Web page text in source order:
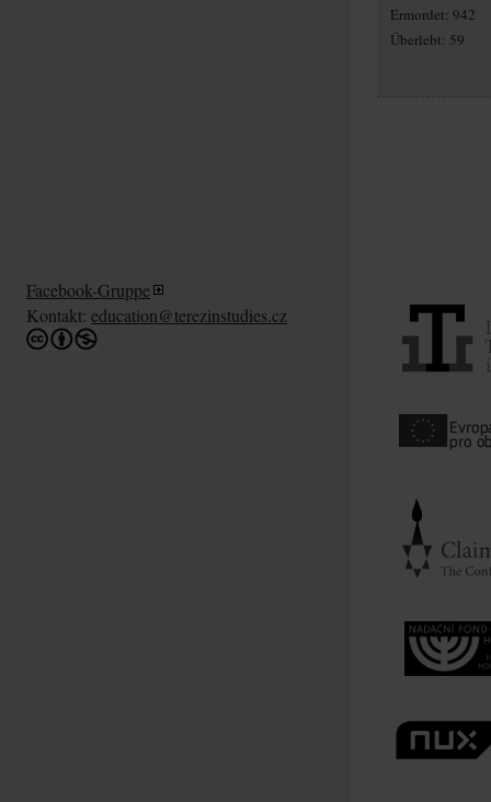
Ermordet: 942
Überlebt: 59
Facebook-Gruppe
Kontakt: education@terezinstudies.cz